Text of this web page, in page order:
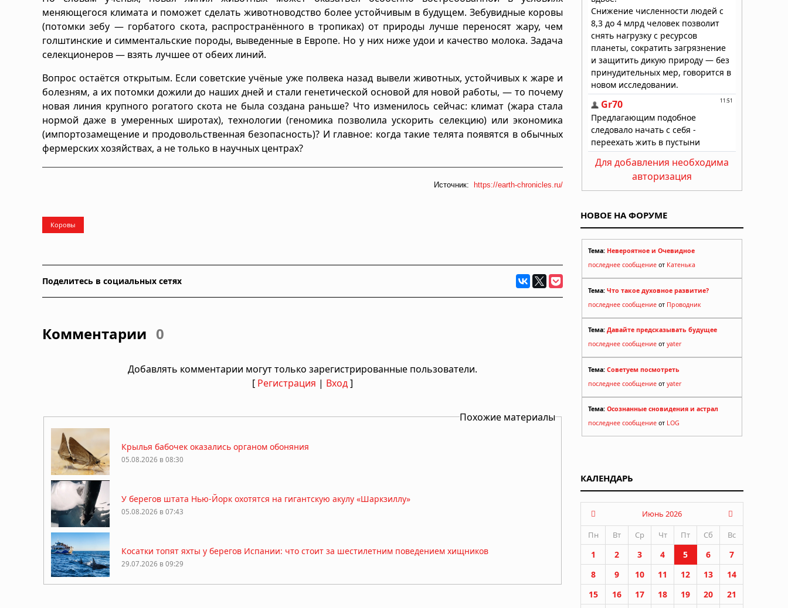
меняющегося климата и поможет сделать животноводство более устойчивым в будущем. Зебувидные коровы
(потомки зебу — горбатого скота, распространённого в тропиках) от природы лучше переносят жару, чем
голштинские и симментальские породы, выведенные в Европе. Но у них ниже удои и качество молока. Задача
селекционеров — взять лучшее от обеих линий.
Вопрос остаётся открытым. Если советские учёные уже полвека назад вывели животных, устойчивых к жаре и
болезням, а их потомки дожили до наших дней и стали генетической основой для новой работы, — то почему
новая линия крупного рогатого скота не была создана раньше? Что изменилось сейчас: климат (жара стала
нормой даже в умеренных широтах), технологии (геномика позволила ускорить селекцию) или экономика
(импортозамещение и продовольственная безопасность)? И главное: когда такие телята появятся в обычных
фермерских хозяйствах, а не только в научных центрах?
Источник: https://earth-chronicles.ru/
Коровы
Поделитесь в социальных сетях
Комментарии 0
Добавлять комментарии могут только зарегистрированные пользователи.
[ Регистрация | Вход]
Похожие материалы
Крылья бабочек оказались органом обоняния
05.08.2026 в 08:30
У берегов штата Нью-Йорк охотятся на гигантскую акулу «Шаркзиллу»
05.08.2026 в 07:43
Косатки топят яхты у берегов Испании: что стоит за шестилетним поведением хищников
29.07.2026 в 09:29
Для добавления необходима
авторизация
НОВОЕ НА ФОРУМЕ
Тема: Невероятное и Очевидное
последнее сообщение от Катенька
Тема: Что такое духовное развитие?
последнее сообщение от Проводник
Тема: Давайте предсказывать будущее
последнее сообщение от yater
Тема: Советуем посмотреть
последнее сообщение от yater
Тема: Осознанные сновидения и астрал
последнее сообщение от LOG
КАЛЕНДАРЬ
Июнь 2026
Пн
Вт Ср Чт Пт Сб Вс
1 2 3 4 5 6
7
8
9 10 11 12 13
14
15
16 17 18 19 20
21